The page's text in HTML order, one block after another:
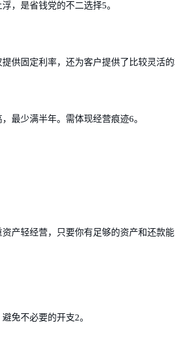
，是省钱党的不二选择5。
供固定利率，还为客户提供了比较灵活的
最少满半年。需体现经营痕迹6。
产轻经营，只要你有足够的资产和还款能
免不必要的开支2。